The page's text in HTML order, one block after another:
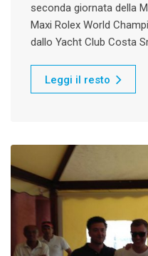
seconda giornata della
Maxi Rolex World
dallo Yacht Club Costa
Leggi il resto